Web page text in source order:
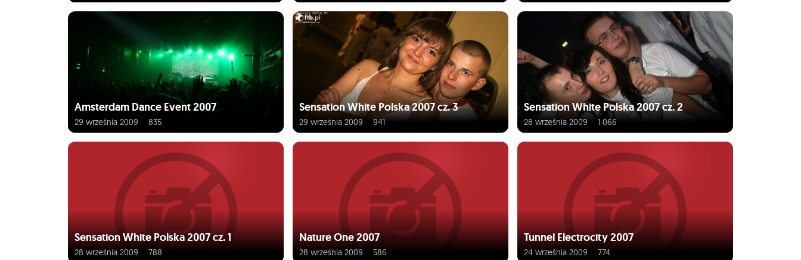
Amsterdam Dance Event 2007
29 września 2009 835
Sensation White Polska 2007 cz. 3
29 września 2009 941
Sensation White Polska 2007 cz. 2
28 września 2009 1 066
Sensation White Polska 2007 cz. 1
28 września 2009 788
Nature One 2007
28 września 2009 586
Tunnel Electrocity 2007
24 września 2009 774